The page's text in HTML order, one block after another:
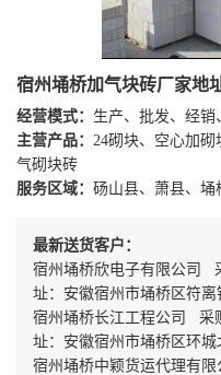
宿州埇桥加气块砖厂家地
经营模式： 生产、批发、经
主营产品： 24砌块、空心加
气砌块砖
服务区域： 砀山县、萧县、埇
最新送货客户：
宿州埇桥欣电子有限公司
址：安徽宿州市埇桥区符离
宿州埇桥长江工程公司 采
址：安徽宿州市埇桥区环城
宿州埇桥中颖货运代理有